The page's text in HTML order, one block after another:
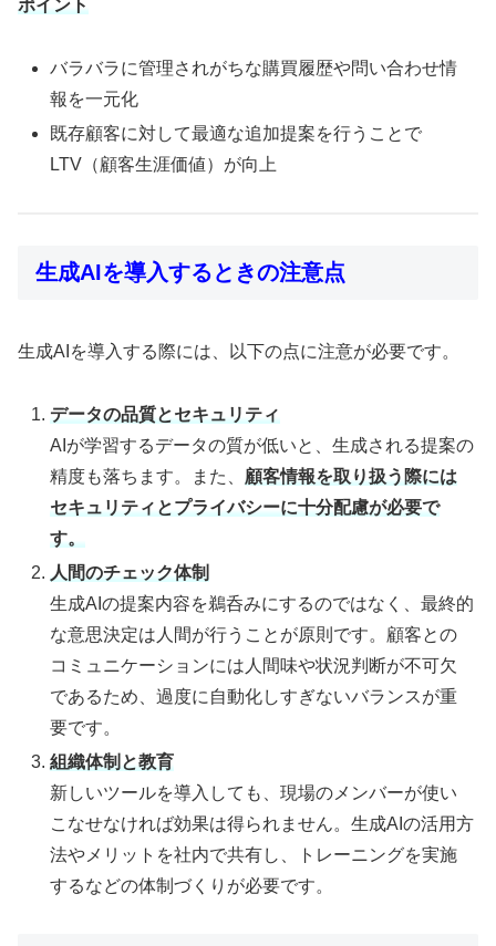
ポイント
バラバラに管理されがちな購買履歴や問い合わせ情
報を一元化
既存顧客に対して最適な追加提案を行うことで
LTV（顧客生涯価値）が向上
生成AIを導入するときの注意点
生成AIを導入する際には、以下の点に注意が必要です。
データの品質とセキュリティ
AIが学習するデータの質が低いと、生成される提案の
精度も落ちます。また、 顧客情報を取り扱う際には
セキュリティとプライバシーに十分配慮が必要で
す。
人間のチェック体制
生成AIの提案内容を鵜呑みにするのではなく、最終的
な意思決定は人間が行うことが原則です。顧客との
コミュニケーションには人間味や状況判断が不可欠
であるため、過度に自動化しすぎないバランスが重
要です。
組織体制と教育
新しいツールを導入しても、現場のメンバーが使い
こなせなければ効果は得られません。生成AIの活用方
法やメリットを社内で共有し、トレーニングを実施
するなどの体制づくりが必要です。